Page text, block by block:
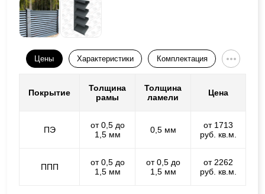
Цены Характеристики Комплектация
Покрытие
Толщина
рамы
Толщина
ламели
Цена
ПЭ
от 0,5 до
1,5 мм
0,5 мм
от 1713
руб. кв.м.
ППП
от 0,5 до
1,5 мм
от 0,5 до
1,5 мм
от 2262
руб. кв.м.